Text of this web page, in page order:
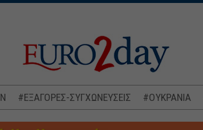
#ΕΞΑΓΟΡΕΣ-ΣΥΓΧΩΝΕΥΣΕΙΣ #ΟΥΚΡΑΝΙΑ